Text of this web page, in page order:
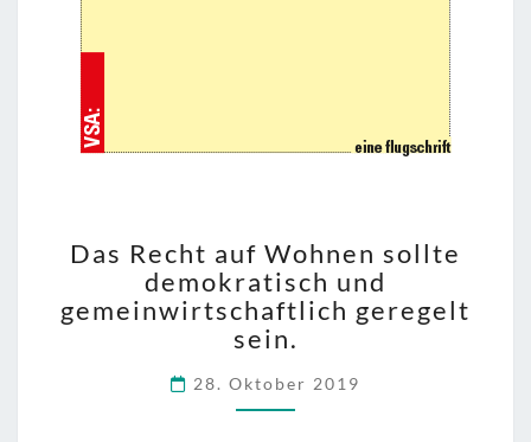
RECHT
AUF
WOHNEN
SOLLTE
UND
Das Recht auf Wohnen sollte
demokratisch und
gemeinwirtschaftlich geregelt
sein.
28. Oktober 2019